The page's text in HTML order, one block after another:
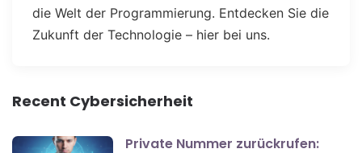
die Welt der Programmierung. Entdecken Sie die
Zukunft der Technologie – hier bei uns.
Recent Cybersicherheit
Private Nummer zurückrufen: